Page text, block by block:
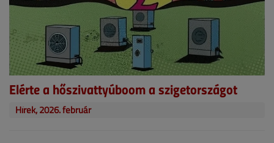
Elérte a hőszivattyúboom a szigetországot
Hírek, 2026. február